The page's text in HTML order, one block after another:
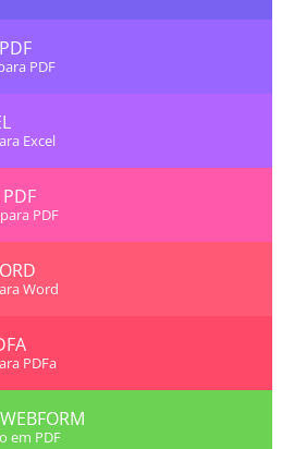
PDF
Excel
PDF
Word
PDFa
em PDF